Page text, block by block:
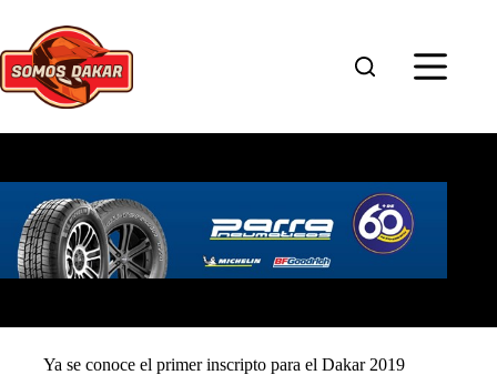
contenido
Ya se conoce el primer inscripto para el Dakar 2019